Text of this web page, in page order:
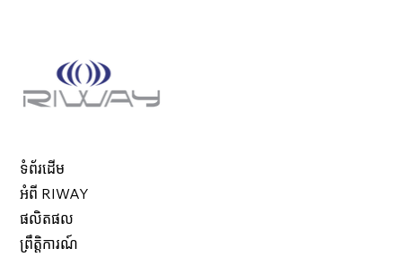
ទំព័រដើម
អំពី RIWAY
ផលិតផល
ព្រឹត្តិការណ៍